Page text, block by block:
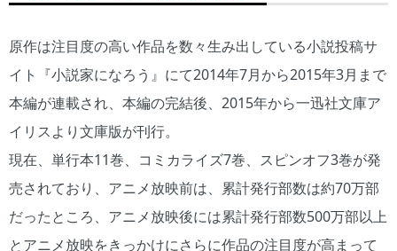
原作は注目度の高い作品を数々生み出している小説投稿サ
イト『小説家になろう』にて2014年7月から2015年3月まで
本編が連載され、本編の完結後、2015年から一迅社文庫ア
イリスより文庫版が刊行。
現在、単行本11巻、コミカライズ7巻、スピンオフ3巻が発
売されており、アニメ放映前は、累計発行部数は約70万部
だったところ、アニメ放映後には累計発行部数500万部以上
とアニメ放映をきっかけにさらに作品の注目度が高まって